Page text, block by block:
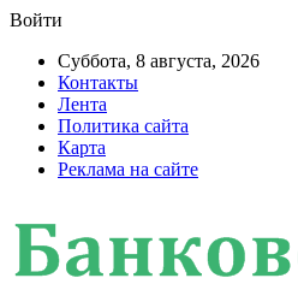
Войти
Суббота, 8 августа, 2026
Контакты
Лента
Политика сайта
Карта
Реклама на сайте